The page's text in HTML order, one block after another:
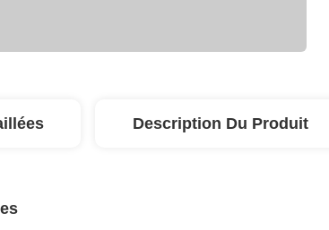
Description Du Produit